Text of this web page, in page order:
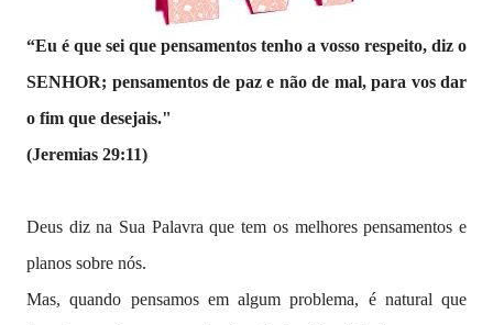
“Eu é que sei que pensamentos tenho a vosso respeito, diz o
SENHOR; pensamentos de paz e não de mal, para vos dar
o fim que desejais."
(Jeremias 29:11)
Deus diz na Sua Palavra que tem os melhores pensamentos e
planos sobre nós.
Mas, quando pensamos em algum problema, é natural que